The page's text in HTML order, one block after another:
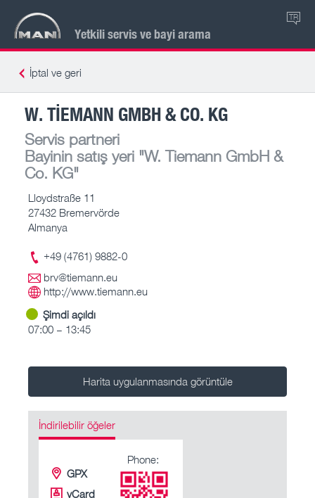
Yetkili servis ve bayi arama
TR
İptal ve geri
W. TIEMANN GMBH & CO. KG
Servis partneri
Bayinin satış yeri "W. Tiemann GmbH &
Co. KG"
Lloydstraße 11
27432 Bremervörde
Almanya
+49 (4761) 9882-0
brv@tiemann.eu
http://www.tiemann.eu
Şimdi açıldı
07:00 – 13:45
Harita uygulanmasında görüntüle
İndirilebilir öğeler
GPX
vCard
Phone: